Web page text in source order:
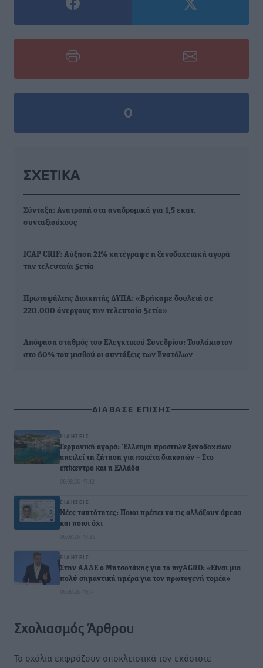
0
ΣΧΕΤΙΚΆ
Σύνταξη: Ανατροπή στα αναδρομικά για 1,5 εκατ.
συνταξιούχους
ICAP CRIF: Αύξηση 21% κατέγραψε η ξενοδοχειακή αγορά
την τελευταία 5ετία
Πρωτοψάλτης Διοικητής ΔΥΠΑ: «Βρήκαμε δουλειά σε
220.000 άνεργους την τελευταία 5ετία»
Απόφαση σταθμός του Ελεγκτικού Συνεδρίου: Τουλάχιστον
στο 60% του μισθού οι συντάξεις των Ενστόλων
ΔΙΑΒΑΣΕ ΕΠΙΣΗΣ
ΕΙΔΉΣΕΙΣ
Γερμανική αγορά: Έλλειψη προσιτών ξενοδοχείων
απειλεί τη ζήτηση για πακέτα διακοπών – Στο
επίκεντρο και η Ελλάδα
06.08.26 · 17:42
ΕΙΔΉΣΕΙΣ
Νέες ταυτότητες: Ποιοι πρέπει να τις αλλάξουν άμεσα
και ποιοι όχι
06.08.26 · 13:25
ΕΙΔΉΣΕΙΣ
Στην ΑΑΔΕ ο Μητσοτάκης για το myAGRO: «Είναι μια
πολύ σημαντική ημέρα για τον πρωτογενή τομέα»
06.08.26 · 11:37
Σχολιασμός Άρθρου
Τα σχόλια εκφράζουν αποκλειστικά τον εκάστοτε